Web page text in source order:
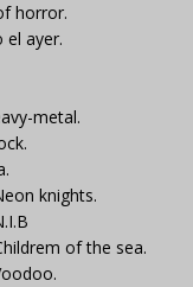
horror.
el ayer.
metal.
knights.
of the sea.